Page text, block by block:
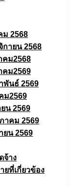
ม 2568
กายน 2568
คม2568
คม2569
พันธ์ 2569
ม2569
น 2569
าคม 2569
ยน 2569
จ้าง
ยที่เกี่ยวข้อง